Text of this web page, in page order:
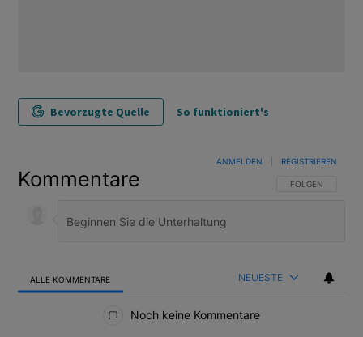
Bevorzugte Quelle So funktioniert's
Kommentare FOLGE DIESER
FOLGEN
ANMELDEN REGISTRIEREN
ALLE KOMMENTARE NEUESTE
Noch keine Kommentare